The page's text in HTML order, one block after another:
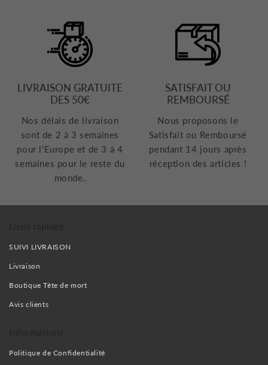
LIVRAISON GRATUITE
DES 50€
Nos délais de livraison
sont de 2 à 3 semaines
pour l'Europe et de 3 à 4
semaines pour le reste du
monde.
SATISFAIT OU
REMBOURSÉ
Nous proposons le
Satisfait ou Remboursé
pendant 14 jours après
réception des articles !
SUIVI LIVRAISON
Livraison
Boutique Tête de mort
Avis clients
Politique de Confidentialité